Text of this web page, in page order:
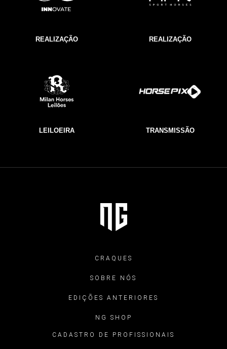
REALIZAÇÃO REALIZAÇÃO
LEILOEIRA TRANSMISSÃO
CRAQUES
SOBRE NÓS
EDIÇÕES ANTERIORES
NG SHOP
CADASTRO DE PROFISSIONAIS